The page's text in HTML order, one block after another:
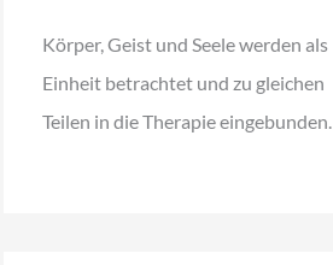
Körper, Geist und Seele werden als
Einheit betrachtet und zu gleichen
Teilen in die Therapie eingebunden.